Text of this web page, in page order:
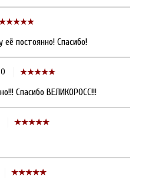
постоянно! Спасибо!
Спасибо ВЕЛИКОРОСС!!!